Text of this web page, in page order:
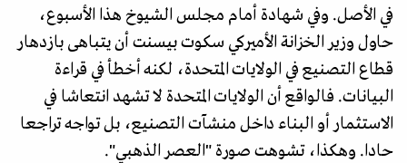
في الأصل. وفي شهادة أمام مجلس الشيوخ هذا الأسبوع،
حاول وزير الخزانة الأميركي سكوت بيسنت أن يتباهى بازدهار
قطاع التصنيع في الولايات المتحدة، لكنه أخطأ في قراءة
البيانات. فالواقع أن الولايات المتحدة لا تشهد انتعاشا في
الاستثمار أو البناء داخل منشآت التصنيع، بل تواجه تراجعا
حادا. وهكذا، تشوهت صورة "العصر الذهبي".